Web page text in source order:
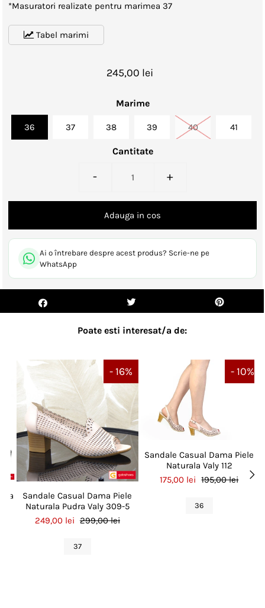
*Masuratori realizate pentru marimea 37
Tabel marimi
245,00 lei
Marime
36 37 38 39 40 41
Cantitate
- +
Ai o întrebare despre acest produs? Scrie-ne pe
WhatsApp
Poate esti interesat/a de:
- 16%
Sandale Casual Dama Piele
Naturala Pudra Valy 309-5
249,00 lei 299,00 lei
37
- 10%
Sandale Casual Dama Piele
Naturala Valy 112
175,00 lei 195,00 lei
36